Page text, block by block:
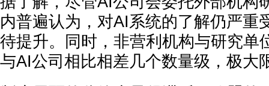
内普遍认为，对AI系统的了解仍严重
待提升。同时，非营利机构与研究单
与AI公司相比相差几个数量级，极大